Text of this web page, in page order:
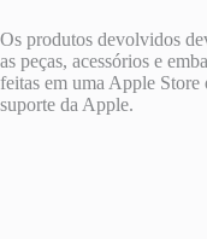
Os produtos devolvidos
as peças, acessórios e
feitas em uma Apple
suporte da Apple.